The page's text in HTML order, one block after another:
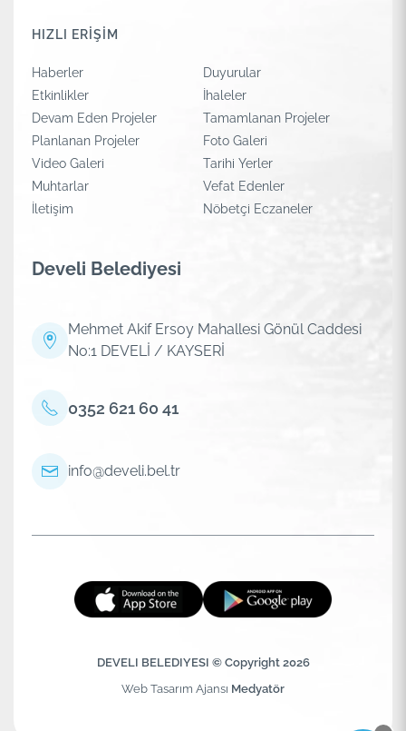
HIZLI ERİŞİM
Haberler
Duyurular
Etkinlikler
İhaleler
Devam Eden Projeler
Tamamlanan Projeler
Planlanan Projeler
Foto Galeri
Video Galeri
Tarihi Yerler
Muhtarlar
Vefat Edenler
İletişim
Nöbetçi Eczaneler
Develi Belediyesi
Mehmet Akif Ersoy Mahallesi Gönül Caddesi
No:1 DEVELİ / KAYSERİ
0352 621 60 41
info@develi.bel.tr
DEVELI BELEDIYESI © Copyright 2026
Web Tasarım Ajansı Medyatör